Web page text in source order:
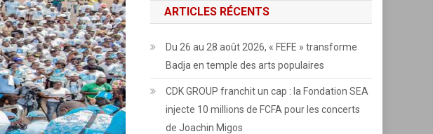
ARTICLES RÉCENTS
Du 26 au 28 août 2026, « FEFE » transforme
Badja en temple des arts populaires
CDK GROUP franchit un cap : la Fondation SEA
injecte 10 millions de FCFA pour les concerts
de Joachin Migos